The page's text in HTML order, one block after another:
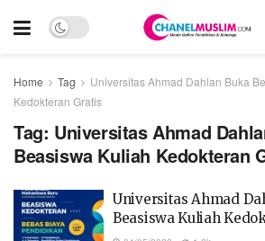
Home Tag
Universitas Ahmad Dahlan Buka
Kedokteran Gratis
Tag: Universitas Ahmad
Beasiswa Kuliah Kedokteran
Universitas Ahmad
Beasiswa Kuliah